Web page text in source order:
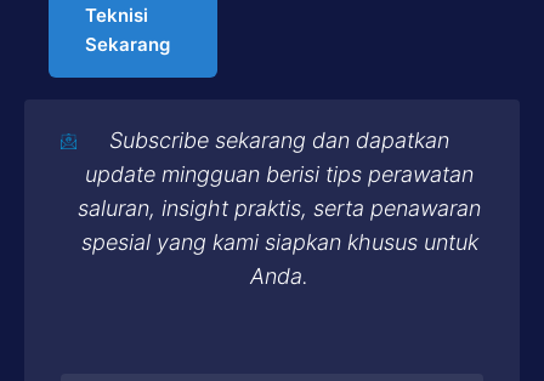
Teknisi
Sekarang
Subscribe sekarang dan dapatkan
update mingguan berisi tips perawatan
saluran, insight praktis, serta penawaran
spesial yang kami siapkan khusus untuk
Anda.